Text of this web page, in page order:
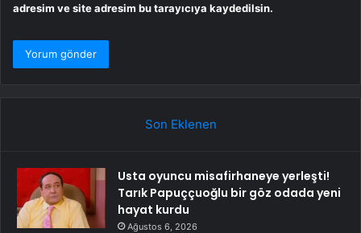
adresim ve site adresim bu tarayıcıya kaydedilsin.
Son Eklenen
Usta oyuncu misafirhaneye yerleşti!
Tarık Papuççuoğlu bir göz odada yeni
hayat kurdu
Ağustos 6, 2026